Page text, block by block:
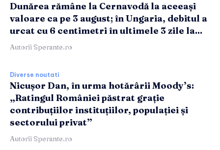
Dunărea rămâne la Cernavodă la aceeași
valoare ca pe 3 august; în Ungaria, debitul a
urcat cu 6 centimetri în ultimele 3 zile la...
Autorii Sperante.ro
Diverse noutati
Nicușor Dan, în urma hotărârii Moody’s:
„Ratingul României păstrat grație
contribuțiilor instituțiilor, populației și
sectorului privat”
Autorii Sperante.ro